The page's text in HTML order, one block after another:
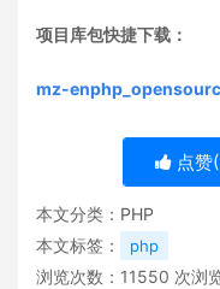
项目库包快捷下载：
mz-
点赞(
本文分类： PHP
本文标签：
php
浏览次数： 11550 次浏